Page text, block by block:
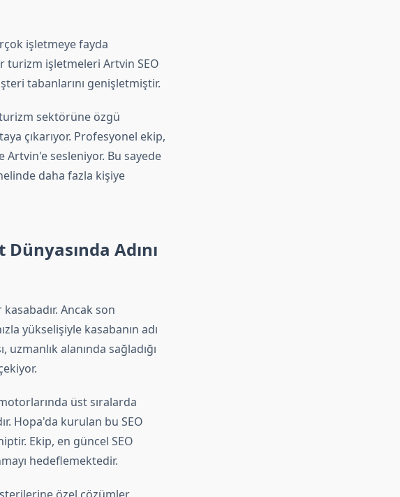
işletmeye fayda
turizm işletmeleri Artvin SEO
tabanlarını genişletmiştir.
sektörüne özgü
çıkarıyor. Profesyonel ekip,
sesleniyor. Bu sayede
daha fazla kişiye
Adını
Ancak son
yükselişiyle kasabanın adı
alanında sağladığı
üst sıralarda
Hopa'da kurulan bu SEO
Ekip, en güncel SEO
hedeflemektedir.